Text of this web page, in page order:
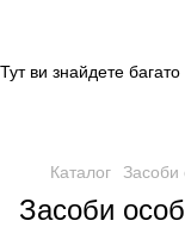
Магазин
Тут ви знайдете
Каталог Засоби
Засоби